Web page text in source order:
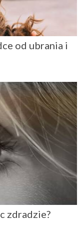
od ubrania i
zdradzie?